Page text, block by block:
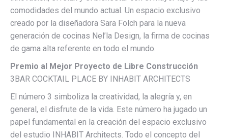
comodidades del mundo actual. Un espacio exclusivo
creado por la diseñadora Sara Folch para la nueva
generación de cocinas Nel’la Design, la firma de cocinas
de gama alta referente en todo el mundo.
Premio al Mejor Proyecto de Libre Construcción
3BAR COCKTAIL PLACE BY INHABIT ARCHITECTS
El número 3 simboliza la creatividad, la alegría y, en
general, el disfrute de la vida. Este número ha jugado un
papel fundamental en la creación del espacio exclusivo
del estudio INHABIT Architects. Todo el concepto del